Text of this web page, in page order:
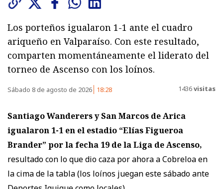
Los porteños igualaron 1-1 ante el cuadro
ariqueño en Valparaíso. Con este resultado,
comparten momentáneamente el liderato del
torneo de Ascenso con los loínos.
Sábado 8 de agosto de 2026 18:28 1436visitas
Santiago Wanderers y San Marcos de Arica
igualaron 1-1 en el estadio “Elías Figueroa
Brander” por la fecha 19 de la Liga de Ascenso,
resultado con lo que dio caza por ahora a Cobreloa en
la cima de la tabla (los loínos juegan este sábado ante